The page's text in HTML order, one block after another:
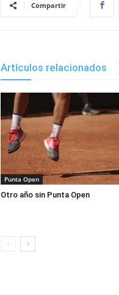
Compartir
Artículos relacionados
Punta Open
Otro año sin Punta Open